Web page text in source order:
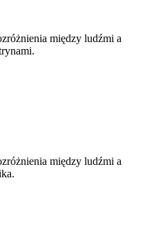
między ludźmi a
między ludźmi a